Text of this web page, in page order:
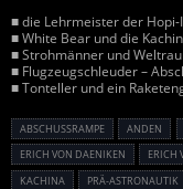
■ die Lehrmeister der
■ White Bear und die
■ Strohmänner und
■ Flugzeugschleuder –
■ Tonteller und ein
ABSCHUSSRAMPE ANDEN
ERICH VON DAENIKEN
ERICH
KACHINA
PRÄ-ASTRONAUTIK